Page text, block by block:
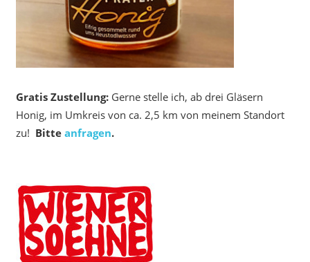
Gratis Zustellung:Gerne stelle ich, ab drei Gläsern
Honig, im Umkreis von ca. 2,5 km von meinem Standort
zu! Bitte anfragen.